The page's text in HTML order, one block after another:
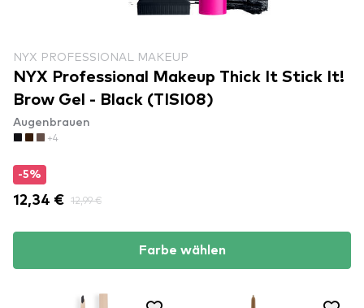
NYX PROFESSIONAL MAKEUP
NYX Professional Makeup Thick It Stick It!
Brow Gel - Black (TISI08)
Augenbrauen
+4
-5%
12,34 € 12,99 €
Farbe wählen